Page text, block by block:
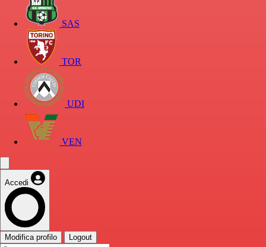
SAS
TOR
UDI
VEN
Accedi
Modifica profilo Logout